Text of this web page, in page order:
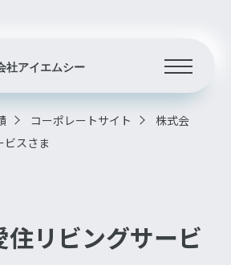
コーポレートサイト
株式会
ビスさま
住リビングサービ